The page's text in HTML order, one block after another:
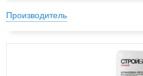
Производитель